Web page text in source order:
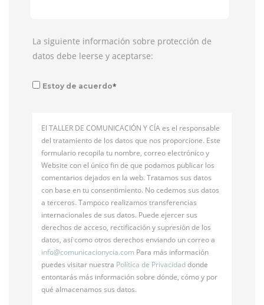
La siguiente información sobre protección de
datos debe leerse y aceptarse:
Estoy de acuerdo*
El TALLER DE COMUNICACIÓN Y CÍA es el responsable
del tratamiento de los datos que nos proporcione. Este
formulario recopila tu nombre, correo electrónico y
Website con el único fin de que podamos publicar los
comentarios dejados en la web. Tratamos sus datos
con base en tu consentimiento. No cedemos sus datos
a terceros. Tampoco realizamos transferencias
internacionales de sus datos. Puede ejercer sus
derechos de acceso, rectificación y supresión de los
datos, así como otros derechos enviando un correo a
info@comunicacionycia.com Para más información
puedes visitar nuestra Política de Privacidaddonde
entontarás más información sobre dónde, cómo y por
qué almacenamos sus datos.